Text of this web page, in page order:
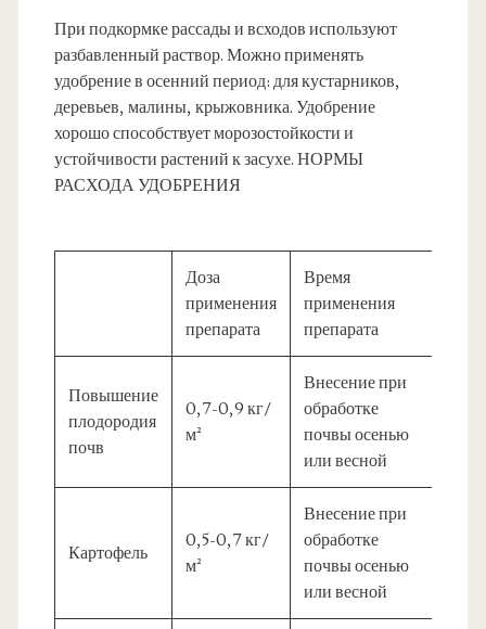
При подкормке рассады и всходов используют
разбавленный раствор. Можно применять
удобрение в осенний период: для кустарников,
деревьев, малины, крыжовника. Удобрение
хорошо способствует морозостойкости и
устойчивости растений к засухе. НОРМЫ
РАСХОДА УДОБРЕНИЯ
Доза
применения
препарата
Время
применения
препарата
Повышение
плодородия
почв
0,7-0,9 кг/
м²
Внесение при
обработке
почвы осенью
или весной
Картофель
0,5-0,7 кг/
м²
Внесение при
обработке
почвы осенью
или весной